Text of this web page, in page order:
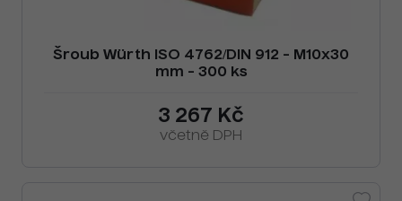
Šroub Würth ISO 4762/DIN 912 - M10x30
mm - 300 ks
3 267 Kč
včetně DPH